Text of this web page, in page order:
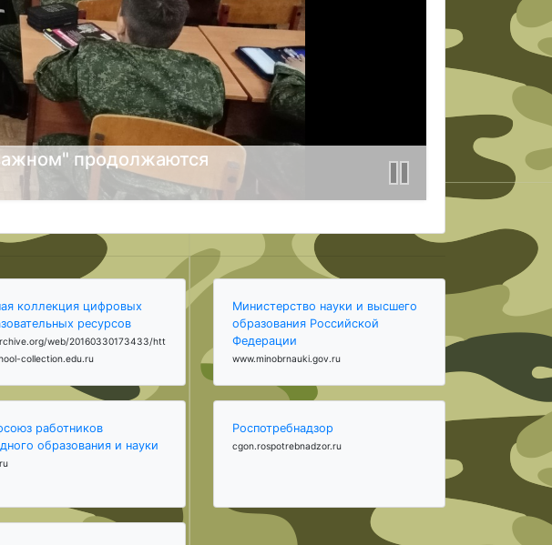
продолжаются
коллекция цифровых
ресурсов
web/20160330173433/htt
collection.edu.ru
Министерство науки и высшего
образования Российской
Федерации
www.minobrnauki.gov.ru
работников
образования и науки
Роспотребнадзор
cgon.rospotrebnadzor.ru